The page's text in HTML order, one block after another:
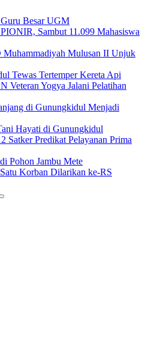
Besar UGM
Sambut 11.099 Mahasiswa
Mulusan II Unjuk
Tewas Tertemper Kereta Api
Veteran Yogya Jalani Pelatihan
di Gunungkidul Menjadi
Hayati di Gunungkidul
Satker Predikat Pelayanan Prima
Pohon Jambu Mete
Korban Dilarikan ke-RS